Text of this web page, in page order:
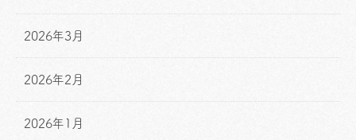
2026年3月
2026年2月
2026年1月